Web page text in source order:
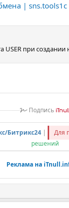
|
при создании
Подпись
Битрикс24 | Для
решений
Реклама на